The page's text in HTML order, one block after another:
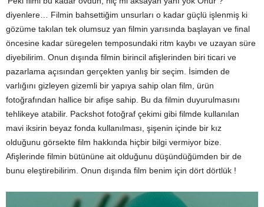
diyenlere… Filmin bahsettiğim unsurları o kadar güçlü işlenmiş ki
gözüme takılan tek olumsuz yan filmin yarısında başlayan ve final
öncesine kadar süregelen temposundaki ritm kaybı ve uzayan süre
diyebilirim. Onun dışında filmin birincil afişlerinden biri ticari ve
pazarlama açısından gerçekten yanlış bir seçim. İsimden de
varlığını gizleyen gizemli bir yapıya sahip olan film, ürün
fotoğrafından hallice bir afişe sahip. Bu da filmin duyurulmasını
tehlikeye atabilir. Packshot fotoğraf çekimi gibi filmde kullanılan
mavi iksirin beyaz fonda kullanılması, şişenin içinde bir kız
olduğunu görsekte film hakkında hiçbir bilgi vermiyor bize.
Afişlerinde filmin bütününe ait olduğunu düşündüğümden bir de
bunu eleştirebilirim. Onun dışında film benim için dört dörtlük !